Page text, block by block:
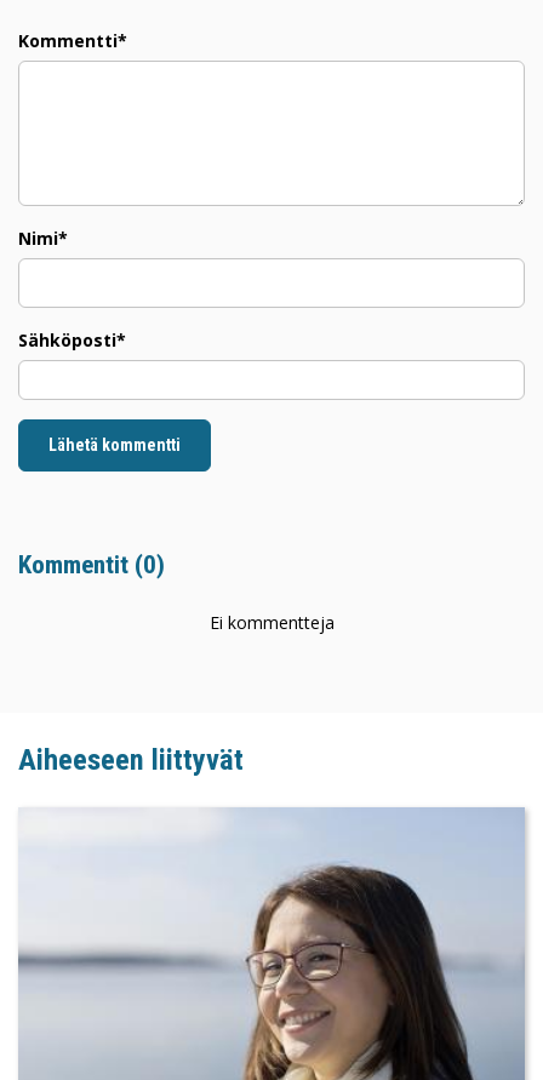
Kommentti*
Nimi*
Sähköposti*
Lähetä kommentti
Kommentit (0)
Ei kommentteja
Aiheeseen liittyvät